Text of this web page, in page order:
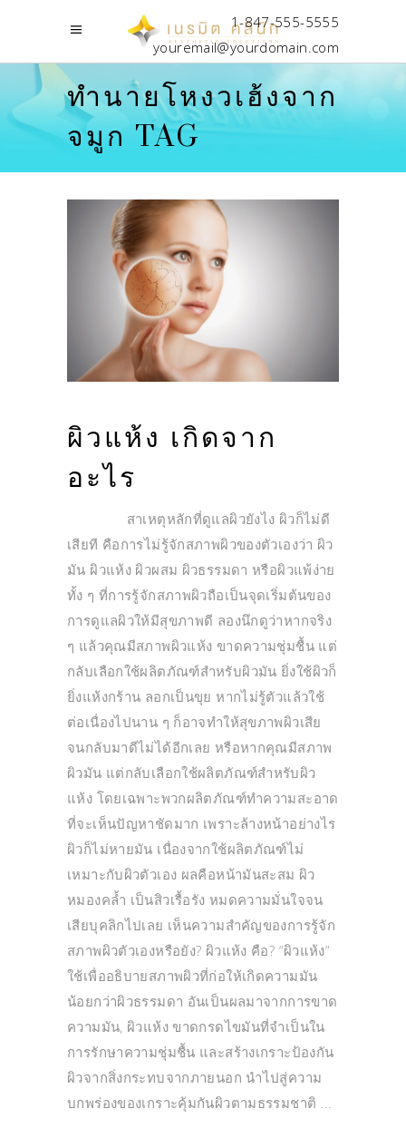
1-847-555-5555
youremail@yourdomain.com
ทำนายโหงวเฮ้งจาก
จมูก TAG
ผิวแห้ง เกิดจาก
อะไร
สาเหตุหลักที่ดูแลผิวยังไง ผิวก็ไม่ดี
เสียที คือการไม่รู้จักสภาพผิวของตัวเองว่า ผิว
มัน ผิวแห้ง ผิวผสม ผิวธรรมดา หรือผิวแพ้ง่าย
ทั้ง ๆ ที่การรู้จักสภาพผิวถือเป็นจุดเริ่มต้นของ
การดูแลผิวให้มีสุขภาพดี ลองนึกดูว่าหากจริง
ๆ แล้วคุณมีสภาพผิวแห้ง ขาดความชุ่มชื้น แต่
กลับเลือกใช้ผลิตภัณฑ์สำหรับผิวมัน ยิ่งใช้ผิวก็
ยิ่งแห้งกร้าน ลอกเป็นขุย หากไม่รู้ตัวแล้วใช้
ต่อเนื่องไปนาน ๆ ก็อาจทำให้สุขภาพผิวเสีย
จนกลับมาดีไม่ได้อีกเลย หรือหากคุณมีสภาพ
ผิวมัน แต่กลับเลือกใช้ผลิตภัณฑ์สำหรับผิว
แห้ง โดยเฉพาะพวกผลิตภัณฑ์ทำความสะอาด
ที่จะเห็นปัญหาชัดมาก เพราะล้างหน้าอย่างไร
ผิวก็ไม่หายมัน เนื่องจากใช้ผลิตภัณฑ์ไม่
เหมาะกับผิวตัวเอง ผลคือหน้ามันสะสม ผิว
หมองคล้ำ เป็นสิวเรื้อรัง หมดความมั่นใจจน
เสียบุคลิกไปเลย เห็นความสำคัญของการรู้จัก
สภาพผิวตัวเองหรือยัง? ผิวแห้ง คือ? “ผิวแห้ง”
ใช้เพื่ออธิบายสภาพผิวที่ก่อให้เกิดความมัน
น้อยกว่าผิวธรรมดา อันเป็นผลมาจากการขาด
ความมัน, ผิวแห้ง ขาดกรดไขมันที่จำเป็นใน
การรักษาความชุ่มชื้น และสร้างเกราะป้องกัน
ผิวจากสิ่งกระทบจากภายนอก นำไปสู่ความ
บกพร่องของเกราะคุ้มกันผิวตามธรรมชาติ